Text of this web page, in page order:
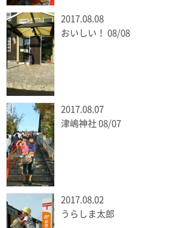
2017.08.08
おいしい！ 08/08
2017.08.07
津嶋神社 08/07
2017.08.02
うらしま太郎